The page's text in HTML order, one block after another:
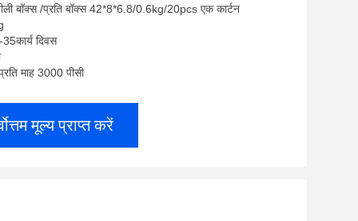
बॉक्स /प्रति बॉक्स 42*8*6.8/0.6kg/20pcs एक कार्टन
दिवस
माह 3000 पीसी
मूल्य प्राप्त करें